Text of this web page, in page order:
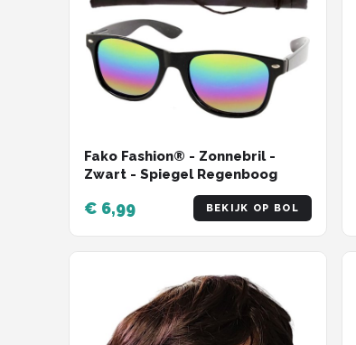
Fako Fashion® - Zonnebril -
Zwart - Spiegel Regenboog
€ 6,99 BEKIJK OP BOL